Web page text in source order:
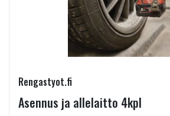
Rengastyot.fi
Asennus ja allelaitto 4kpl